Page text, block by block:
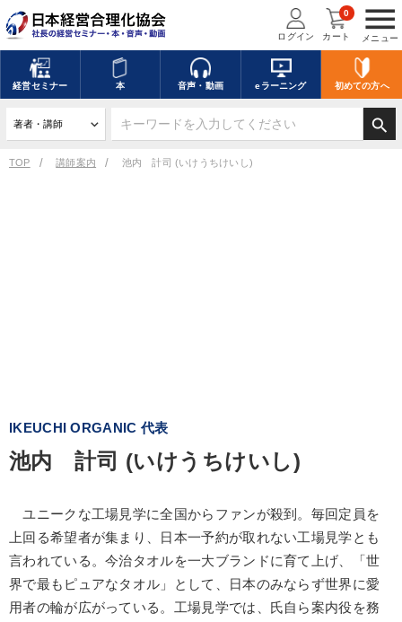
menu
メニュー
ログイン カート
0
経営セミナー 本 音声・動画 eラーニング 初めての方へ
search
TOP 講師案内 池内 計司 (いけうちけいし)
IKEUCHI ORGANIC 代表
池内 計司 (いけうちけいし)
ユニークな工場見学に全国からファンが殺到。毎回定員を
上回る希望者が集まり、日本一予約が取れない工場見学とも
言われている。今治タオルを一大ブランドに育て上げ、「世
界で最もピュアなタオル」として、日本のみならず世界に愛
用者の輪が広がっている。工場見学では、氏自ら案内役を務